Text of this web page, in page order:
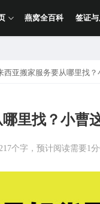
燕窝全百科 签证
西亚搬家服务要从哪里找
里找？小曹
个字，预计阅读需要1分